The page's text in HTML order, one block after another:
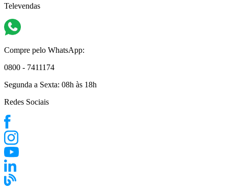
Televendas
Compre pelo WhatsApp:
0800 - 7411174
Segunda a Sexta: 08h às 18h
Redes Sociais